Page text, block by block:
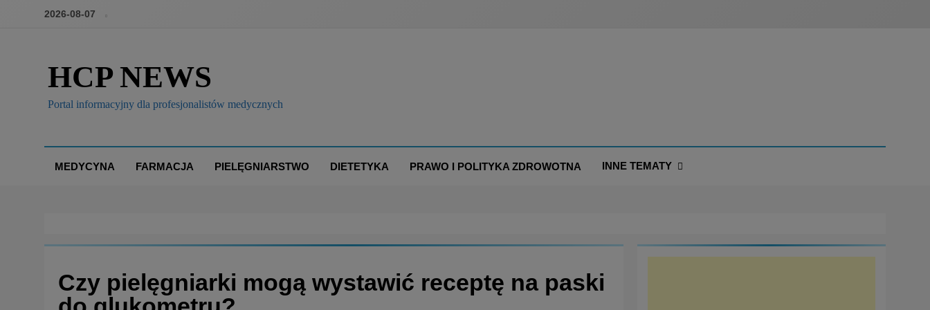
2026-08-07
HCP NEWS
Portal informacyjny dla profesjonalistów medycznych
MEDYCYNA FARMACJA PIELĘGNIARSTWO DIETETYKA PRAWO I POLITYKA ZDROWOTNA INNE TEMATY
Czy pielęgniarki mogą wystawić receptę na paski